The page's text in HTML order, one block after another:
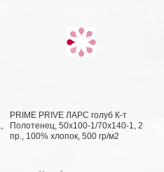
PRIME PRIVE ЛАРС голуб К-т
Полотенец, 50x100-1/70х140-1, 2
пр., 100% хлопок, 500 гр/м2